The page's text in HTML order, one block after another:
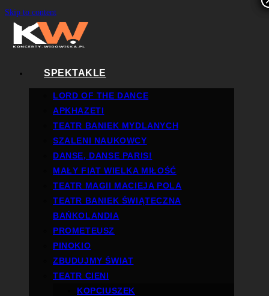
Skip to content
SPEKTAKLE
LORD OF THE DANCE
APKHAZETI
TEATR BANIEK MYDLANYCH
SZALENI NAUKOWCY
DANSE, DANSE PARIS!
MAŁY FIAT WIELKA MIŁOŚĆ
TEATR MAGII MACIEJA POLA
TEATR BANIEK ŚWIĄTECZNA
BAŃKOLANDIA
PROMETEUSZ
PINOKIO
ZBUDUJMY ŚWIAT
TEATR CIENI
KOPCIUSZEK